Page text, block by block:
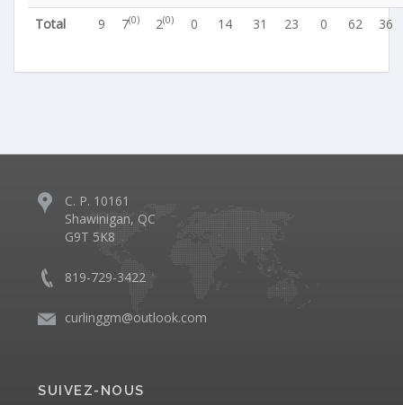
Total 9 7(0) 2(0) 0 14 31 23 0 62 36
C. P. 10161
Shawinigan, QC
G9T 5K8
819-729-3422
curlinggm@outlook.com
SUIVEZ-NOUS